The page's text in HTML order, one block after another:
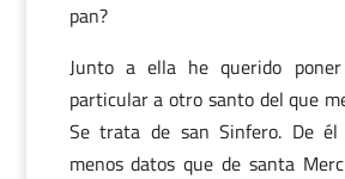
pan?
Junto a ella he querido
particular a otro santo del que
Se trata de san Sinfero. De él
menos datos que de santa